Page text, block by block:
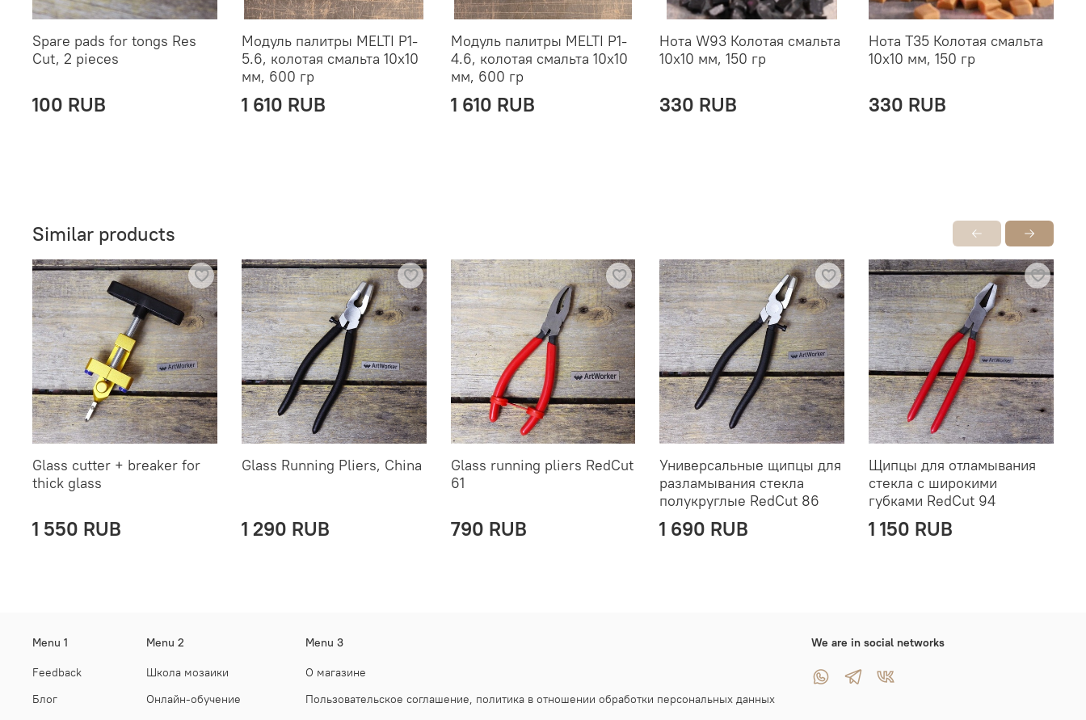
Spare pads for tongs Res
Cut, 2 pieces
100 RUB
Модуль палитры MELTI P1-
5.6, колотая смальта 10х10
мм, 600 гр
1 610 RUB
Модуль палитры MELTI P1-
4.6, колотая смальта 10х10
мм, 600 гр
1 610 RUB
Нота W93 Колотая смальта
10х10 мм, 150 гр
330 RUB
Нота T35 Колотая смальта
10х10 мм, 150 гр
330 RUB
Similar products
Glass cutter + breaker for
thick glass
1 550 RUB
Glass Running Pliers, China
1 290 RUB
Glass running pliers RedCut
61
790 RUB
Универсальные щипцы для
разламывания стекла
полукруглые RedCut 86
1 690 RUB
Щипцы для отламывания
стекла с широкими
губками RedCut 94
1 150 RUB
Menu 1
Feedback
Блог
Menu 2
Школа мозаики
Онлайн-обучение
Menu 3
О магазине
Пользовательское соглашение, политика в отношении обработки персональных данных
We are in social networks